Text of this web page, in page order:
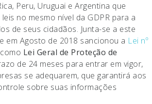
Peru, Uruguai e Argentina que
no mesmo nível da GDPR para a
de seus cidadãos. Junta-se a este
em Agosto de 2018 sancionou a Lei nº
Lei Geral de Proteção de
de 24 meses para entrar em vigor,
se adequarem, que garantirá aos
sobre suas informações